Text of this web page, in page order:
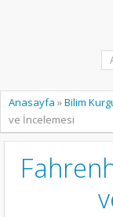
Anasayfa »Bilim
ve İncelemesi